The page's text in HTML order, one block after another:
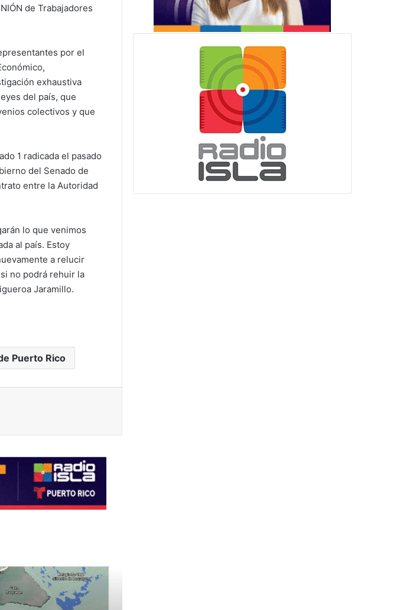
de Trabajadores
por el
exhaustiva
del país, que
colectivos y que
1 radicada el pasado
del Senado de
entre la Autoridad
lo que venimos
al país. Estoy
a relucir
no podrá rehuir la
Jaramillo.
Puerto Rico